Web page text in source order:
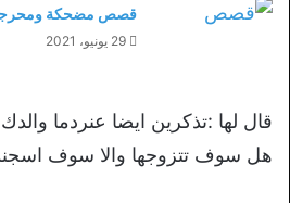
قصص مضحكة ومحرجة
29 يونيو، 2021
قال لها :تذكرين ايضا عنردما
هل سوف تتزوجها والا سوف اسجنك